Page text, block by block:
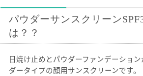
パウダーサンスクリーン
は？？
日焼け止めとパウダーファンデーショ
ダータイプの顔用サンスクリーンです。